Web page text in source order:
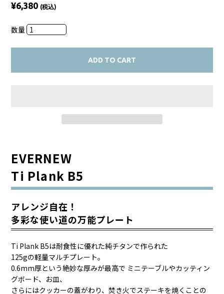
¥6,380 (税込)
数量
ADD TO CART
EVERNEW
Ti Plank B5
アレンジ自在！
多彩な使い道の万能プレート
Ti Plank B5は耐食性に優れた純チタンで作られた
125gの軽量マルチプレート。
0.6mm厚という絶妙な厚みが最高で ミニテーブルやカッティン
グボード、お皿、
さらにはクッカーの蓋がわり、焚き火でステーキを焼くことの